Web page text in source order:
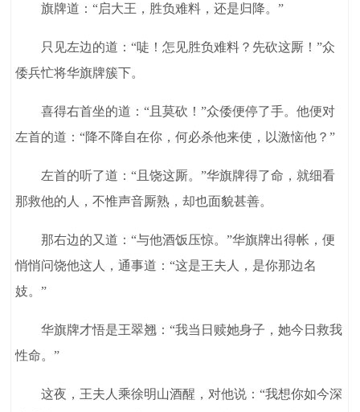
旗牌道：“启大王，胜负难料，还是归降。”
只见左边的道：“唗！怎见胜负难料？先砍这厮！”众
倭兵忙将华旗牌簇下。
喜得右首坐的道：“且莫砍！”众倭便停了手。他便对
左首的道：“降不降自在你，何必杀他来使，以激恼他？”
左首的听了道：“且饶这厮。”华旗牌得了命，就细看
那救他的人，不惟声音厮熟，却也面貌甚善。
那右边的又道：“与他酒饭压惊。”华旗牌出得帐，便
悄悄问饶他这人，通事道：“这是王夫人，是你那边名
妓。”
华旗牌才悟是王翠翘：“我当日赎她身子，她今日救我
性命。”
这夜，王夫人乘徐明山酒醒，对他说：“我想你如今深